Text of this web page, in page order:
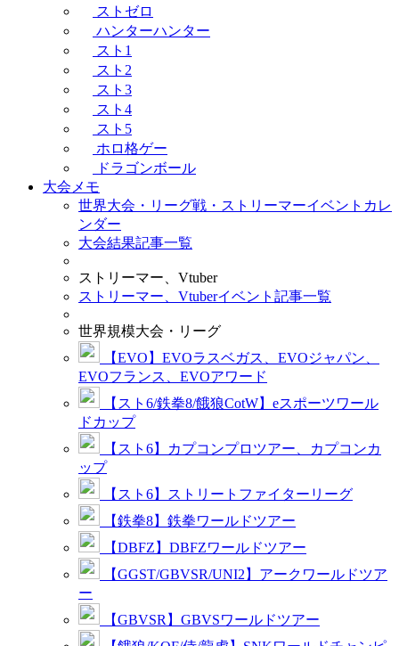
ストゼロ
ハンターハンター
スト1
スト2
スト3
スト4
スト5
ホロ格ゲー
ドラゴンボール
大会メモ
世界大会・リーグ戦・ストリーマーイベントカレ
ンダー
大会結果記事一覧
ストリーマー、Vtuber
ストリーマー、Vtuberイベント記事一覧
世界規模大会・リーグ
【EVO】EVOラスベガス、EVOジャパン、
EVOフランス、EVOアワード
【スト6/鉄拳8/餓狼CotW】eスポーツワール
ドカップ
【スト6】カプコンプロツアー、カプコンカ
ップ
【スト6】ストリートファイターリーグ
【鉄拳8】鉄拳ワールドツアー
【DBFZ】DBFZワールドツアー
【GGST/GBVSR/UNI2】アークワールドツア
ー
【GBVSR】GBVSワールドツアー